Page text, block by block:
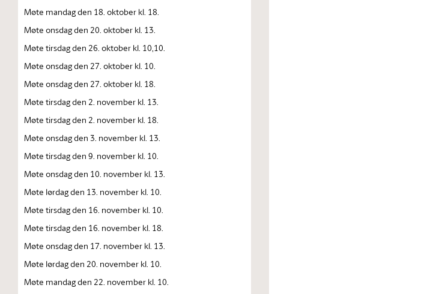
Møte mandag den 18. oktober kl. 18.
Møte onsdag den 20. oktober kl. 13.
Møte tirsdag den 26. oktober kl. 10,10.
Møte onsdag den 27. oktober kl. 10.
Møte onsdag den 27. oktober kl. 18.
Møte tirsdag den 2. november kl. 13.
Møte tirsdag den 2. november kl. 18.
Møte onsdag den 3. november kl. 13.
Møte tirsdag den 9. november kl. 10.
Møte onsdag den 10. november kl. 13.
Møte lørdag den 13. november kl. 10.
Møte tirsdag den 16. november kl. 10.
Møte tirsdag den 16. november kl. 18.
Møte onsdag den 17. november kl. 13.
Møte lørdag den 20. november kl. 10.
Møte mandag den 22. november kl. 10.